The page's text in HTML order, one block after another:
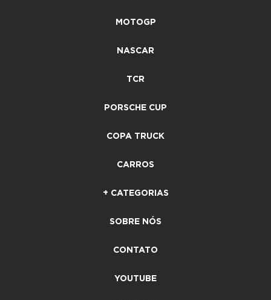
MOTOGP
NASCAR
TCR
PORSCHE CUP
COPA TRUCK
CARROS
+ CATEGORIAS
SOBRE NÓS
CONTATO
YOUTUBE